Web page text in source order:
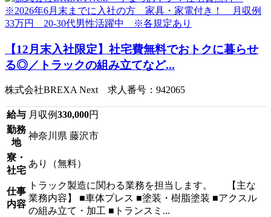
【12月末入社限定】社宅費無料でおトクに暮らせ
る◎／トラックの組み立てなど...
株式会社BREXA Next 求人番号：942065
給与 月収例330,000円
勤務
地
神奈川県 藤沢市
寮・
社宅
あり（無料）
仕事
内容
トラック製造に関わる業務を担当します。 【主な
業務内容】 ■車体プレス ■塗装・樹脂塗装 ■アクスル
の組み立て・加工 ■トランスミ...